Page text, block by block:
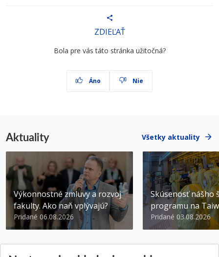
ZDIEĽAŤ
Bola pre vás táto stránka užitočná?
Áno Nie
Aktuality Všetky aktuality
Výkonnostné zmluvy a rozvoj
fakulty. Ako naň vplývajú?
Pridané 06.08.2026
Skúsenosť nášho
programu na
Pridané 03.08.2026